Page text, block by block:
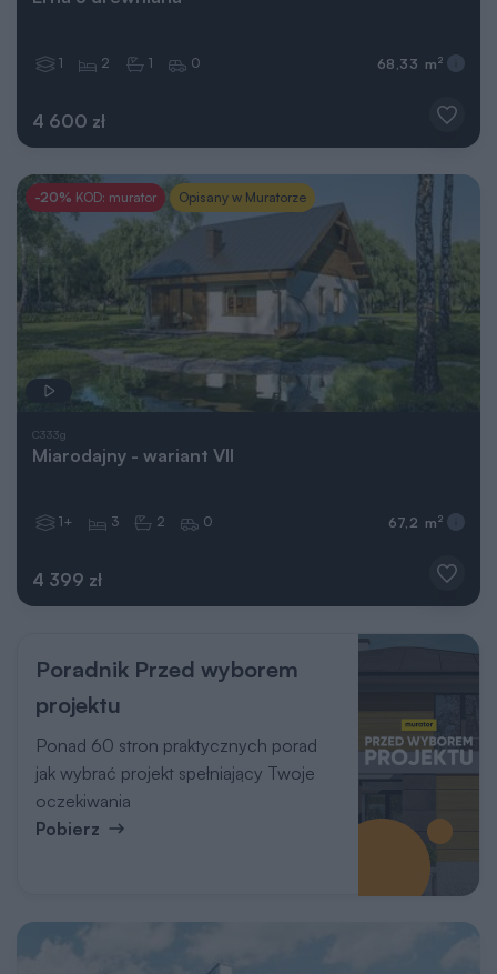
4 600 zł
1 2 1 0 68,33 m 2
-20% KOD: murator Opisany w Muratorze
C333g
Miarodajny - wariant VII
4 399 zł
1+ 3 2 0 67,2 m 2
Poradnik Przed wyborem
projektu
Ponad 60 stron praktycznych porad
jak wybrać projekt spełniający Twoje
oczekiwania
Pobierz